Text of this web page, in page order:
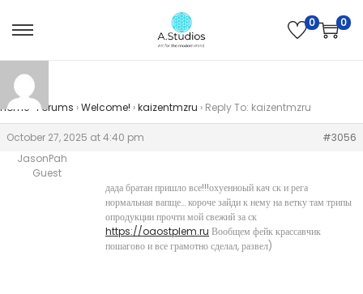
0 0
Home Forums ›Welcome! ›kaizentmzru › Reply To: kaizentmzru
October 27, 2025 at 4:40 pm
#3056
JasonPah
Guest
дада братан пришло все!!!охуенноый кач ск и рега
нормальная вапще… короче зайди к нему на ветку там трипы
опродукции прочти мой свежий за ск
https://oaostplem.ru Вообщем фейк крассавчик
пошагово и все грамотно сделал, развел)